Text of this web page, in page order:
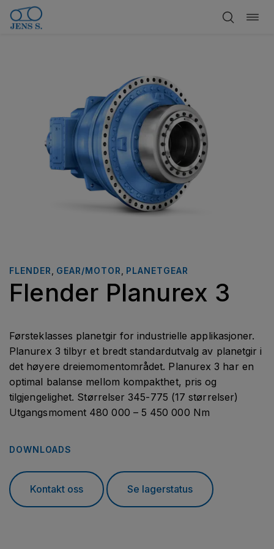
Hopp
Bytt
FLENDER GEAR/MOTOR PLANETGEAR
Flender Planurex 3
Førsteklasses planetgir for industrielle applikasjoner.
Planurex 3 tilbyr et bredt standardutvalg av planetgir i
det høyere dreiemomentområdet. Planurex 3 har en
optimal balanse mellom kompakthet, pris og
tilgjengelighet. Størrelser 345-775 (17 størrelser)
Utgangsmoment 480 000 – 5 450 000 Nm
DOWNLOADS
Kontakt oss Se lagerstatus